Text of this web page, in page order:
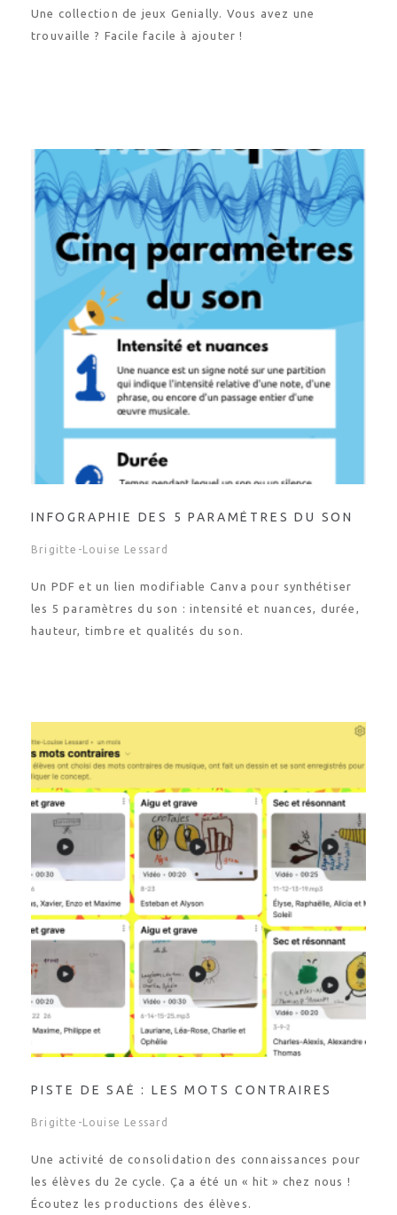
Une collection de jeux Genially. Vous avez une
trouvaille ? Facile facile à ajouter !
INFOGRAPHIE DES 5 PARAMÈTRES DU SON
Brigitte-Louise Lessard
Un PDF et un lien modifiable Canva pour synthétiser
les 5 paramètres du son : intensité et nuances, durée,
hauteur, timbre et qualités du son.
PISTE DE SAÉ : LES MOTS CONTRAIRES
Brigitte-Louise Lessard
Une activité de consolidation des connaissances pour
les élèves du 2e cycle. Ça a été un « hit » chez nous !
Écoutez les productions des élèves.